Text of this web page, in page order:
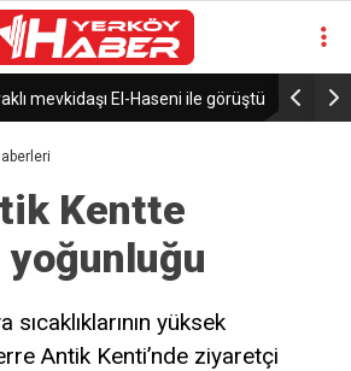
mevkidaşı El-Haseni ile görüştü
Kentte
sıcaklıklarının yüksek
Antik Kenti’nde ziyaretçi